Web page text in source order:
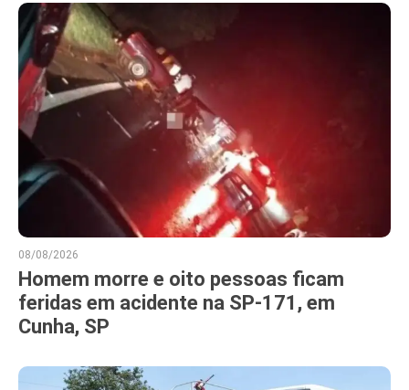
08/08/2026
Homem morre e oito pessoas ficam
feridas em acidente na SP-171, em
Cunha, SP